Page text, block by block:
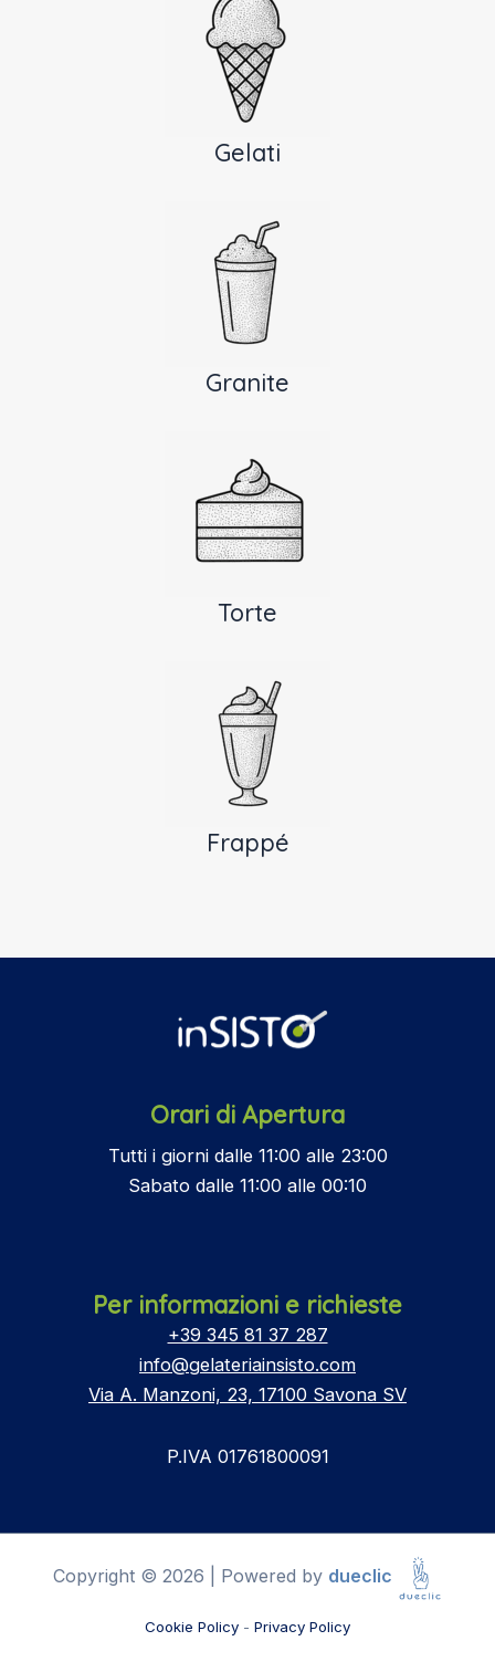
Gelati
Granite
Torte
Frappé
Orari di Apertura
Tutti i giorni dalle 11:00 alle 23:00
Sabato dalle 11:00 alle 00:10
Per informazioni e richieste
+39 345 81 37 287
info@gelateriainsisto.com
Via A. Manzoni, 23, 17100 Savona SV
P.IVA 01761800091
Copyright © 2026 | Powered by dueclic
Cookie Policy - Privacy Policy